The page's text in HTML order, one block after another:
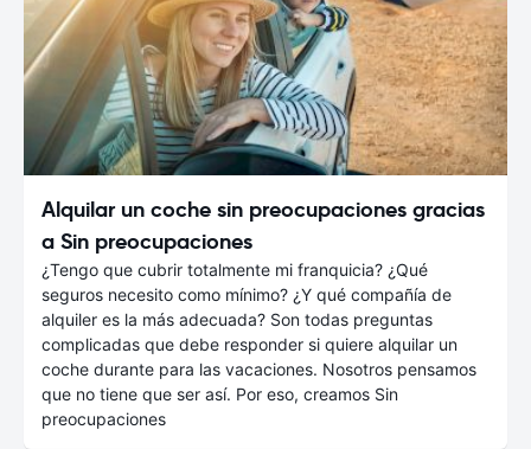
Alquilar un coche sin preocupaciones gracias
a Sin preocupaciones
¿Tengo que cubrir totalmente mi franquicia? ¿Qué
seguros necesito como mínimo? ¿Y qué compañía de
alquiler es la más adecuada? Son todas preguntas
complicadas que debe responder si quiere alquilar un
coche durante para las vacaciones. Nosotros pensamos
que no tiene que ser así. Por eso, creamos Sin
preocupaciones